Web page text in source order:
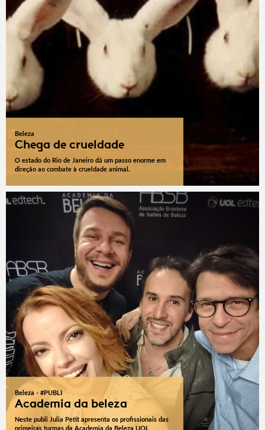
Beleza
Chega de crueldade
O estado do Rio de Janeiro dá um passo enorme em
direção ao combate à crueldade animal.
Beleza - #PUBLI
Academia da beleza
Neste publi Julia Petit apresenta os profissionais das
primeiras turmas da Academia da Beleza UOL